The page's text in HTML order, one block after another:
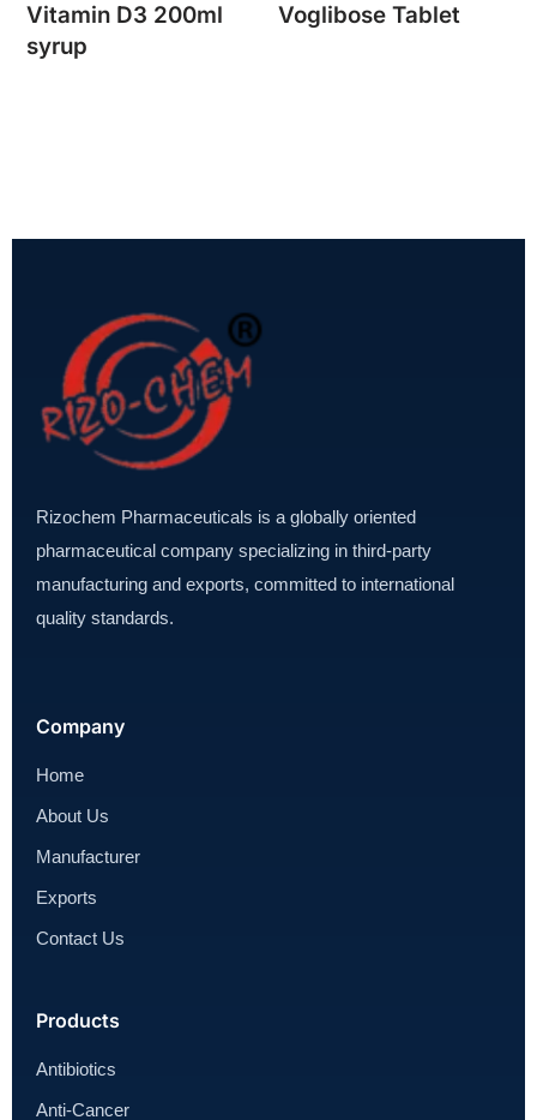
Vitamin D3 200ml
syrup
Voglibose Tablet
Rizochem Pharmaceuticals is a globally oriented
pharmaceutical company specializing in third-party
manufacturing and exports, committed to international
quality standards.
Company
Home
About Us
Manufacturer
Exports
Contact Us
Products
Antibiotics
Anti-Cancer